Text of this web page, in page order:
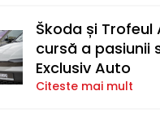
Škoda și Trofeul
cursă a pasiunii
Exclusiv Auto
Citeste mai mult